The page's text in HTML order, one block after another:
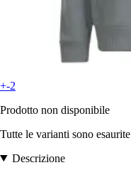
+-2
Prodotto non disponibile
Tutte le varianti sono esaurite
Descrizione